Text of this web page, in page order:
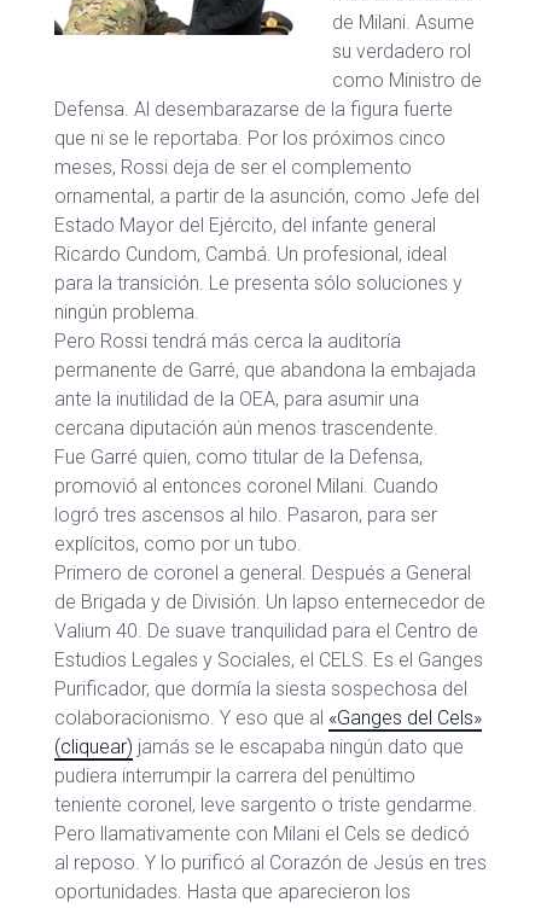
de Milani. Asume
su verdadero rol
como Ministro de
Defensa. Al desembarazarse de la figura fuerte
que ni se le reportaba. Por los próximos cinco
meses, Rossi deja de ser el complemento
ornamental, a partir de la asunción, como Jefe del
Estado Mayor del Ejército, del infante general
Ricardo Cundom, Cambá. Un profesional, ideal
para la transición. Le presenta sólo soluciones y
ningún problema.
Pero Rossi tendrá más cerca la auditoría
permanente de Garré, que abandona la embajada
ante la inutilidad de la OEA, para asumir una
cercana diputación aún menos trascendente.
Fue Garré quien, como titular de la Defensa,
promovió al entonces coronel Milani. Cuando
logró tres ascensos al hilo. Pasaron, para ser
explícitos, como por un tubo.
Primero de coronel a general. Después a General
de Brigada y de División. Un lapso enternecedor de
Valium 40. De suave tranquilidad para el Centro de
Estudios Legales y Sociales, el CELS. Es el Ganges
Purificador, que dormía la siesta sospechosa del
colaboracionismo. Y eso que al «Ganges del Cels»
(cliquear) jamás se le escapaba ningún dato que
pudiera interrumpir la carrera del penúltimo
teniente coronel, leve sargento o triste gendarme.
Pero llamativamente con Milani el Cels se dedicó
al reposo. Y lo purificó al Corazón de Jesús en tres
oportunidades. Hasta que aparecieron los